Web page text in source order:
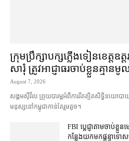
ក្រុមប្រឹក្សា​បក្ស​ភ្លើងទៀន​ខេត្ត​
សារុំ ត្រូវ​អាជ្ញាធរ​ចាប់ខ្លួន​គ្មាន​
August 7, 2026
សង្គម​ស៊ីវិល ព្រួយបារម្ភ​អំពី​ការ​រឹតត្បិត​សិទ្ធិ​នយោបា
មនុស្ស​នៅ​កម្ពុជា​កាន់តែ​រួម​តូច។
FBI ប្ដេជ្ញា​តាម​ចាប់ខ្
កន្លែង​យក​មក​ផ្ដន្ទាទោ